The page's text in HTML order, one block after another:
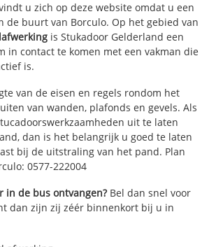
u zich op deze website omdat u een
de buurt van Borculo. Op het gebied van
is Stukadoor Gelderland een
in contact te komen met een vakman die
is.
van de eisen en regels rondom het
van wanden, plafonds en gevels. Als
uit te laten
dan is het belangrijk u goed te laten
bij de uitstraling van het pand. Plan
0577-222004
in de bus ontvangen?Bel dan snel voor
dan zijn zij zéér binnenkort bij u in